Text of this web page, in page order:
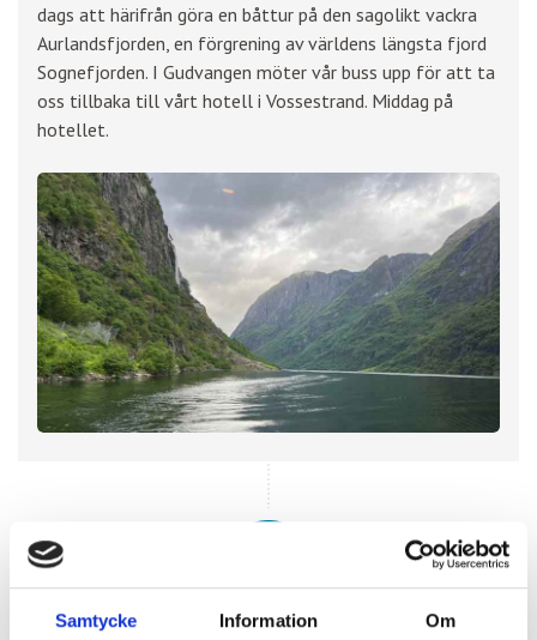
Samtycke Information Om
dags att härifrån göra en båttur på den sagolikt vackra
Aurlandsfjorden, en förgrening av världens längsta fjord
Sognefjorden. I Gudvangen möter vår buss upp för att ta
oss tillbaka till vårt hotell i Vossestrand. Middag på
hotellet.